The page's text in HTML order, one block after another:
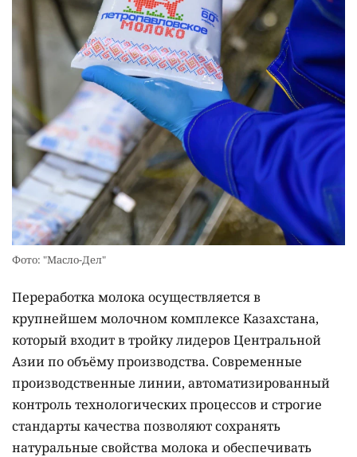
Фото: "Масло-Дел"
Переработка молока осуществляется в
крупнейшем молочном комплексе Казахстана,
который входит в тройку лидеров Центральной
Азии по объёму производства. Современные
производственные линии, автоматизированный
контроль технологических процессов и строгие
стандарты качества позволяют сохранять
натуральные свойства молока и обеспечивать